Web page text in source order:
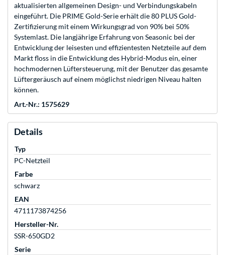
aktualisierten allgemeinen Design- und Verbindungskabeln
eingeführt. Die PRIME Gold-Serie erhält die 80 PLUS Gold-
Zertifizierung mit einem Wirkungsgrad von 90% bei 50%
Systemlast. Die langjährige Erfahrung von Seasonic bei der
Entwicklung der leisesten und effizientesten Netzteile auf dem
Markt floss in die Entwicklung des Hybrid-Modus ein, einer
hochmodernen Lüftersteuerung, mit der Benutzer das gesamte
Lüftergeräusch auf einem möglichst niedrigen Niveau halten
können.
Art.-Nr.: 1575629
Details
Typ
PC-Netzteil
Farbe
schwarz
EAN
4711173874256
Hersteller-Nr.
SSR-650GD2
Serie